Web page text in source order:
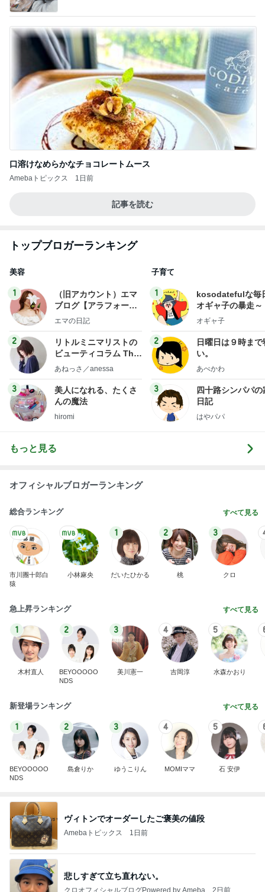
口溶けなめらかなチョコレートムース
Amebaトピックス 1日前
記事を読む
トップブロガーランキング
美容
1
（旧アカウント）エマ
ブログ【アラフォー会
社売却セカンドライ
エマの日記
2
リトルミニマリストの
ビューティコラム The
little minimalist's bea
あねっさ／anessa
3
美人になれる、たくさ
んの魔法
hiromi
子育て
1
kosodatefulな毎
オギャ子の暴走～
オギャ子
2
日曜日は９時まで
い。
あべかわ
3
四十路シンパパの
日記
はやパパ
もっと見る
オフィシャルブロガーランキング
総合ランキング すべて見る
市川團十郎白
猿
小林麻央
1
だいたひかる
2
桃
3
クロ
急上昇ランキング すべて見る
1
木村直人
2
BEYOOOOO
NDS
3
美川憲一
4
吉岡淳
5
水森かおり
新登場ランキング すべて見る
1
BEYOOOOO
NDS
2
島倉りか
3
ゆうこりん
4
MOMIママ
5
石 安伊
ヴィトンでオーダーしたご褒美の値段
Amebaトピックス 1日前
悲しすぎて立ち直れない。
クロオフィシャルブログPowered by Ameba 2日前